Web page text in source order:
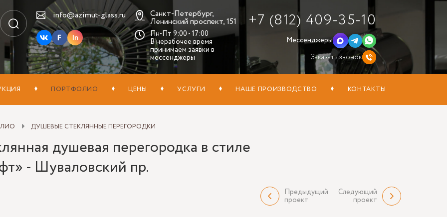
info@azimut-glass.ru
In
Санкт-Петербург,
Ленинский проспект, 151
Пн-Пт 9:00 - 17:00
В нерабочее время
принимаем заявки в
мессенджеры
+7 (812) 409-35-10
Мессенджеры
Заказать звонок
ПОРТФОЛИО ЦЕНЫ УСЛУГИ НАШЕ ПРОИЗВОДСТВО КОНТАКТЫ
ДУШЕВЫЕ СТЕКЛЯННЫЕ ПЕРЕГОРОДКИ
душевая перегородка в стиле
- Шуваловский пр.
Предыдущий
проект
Следующий
проект